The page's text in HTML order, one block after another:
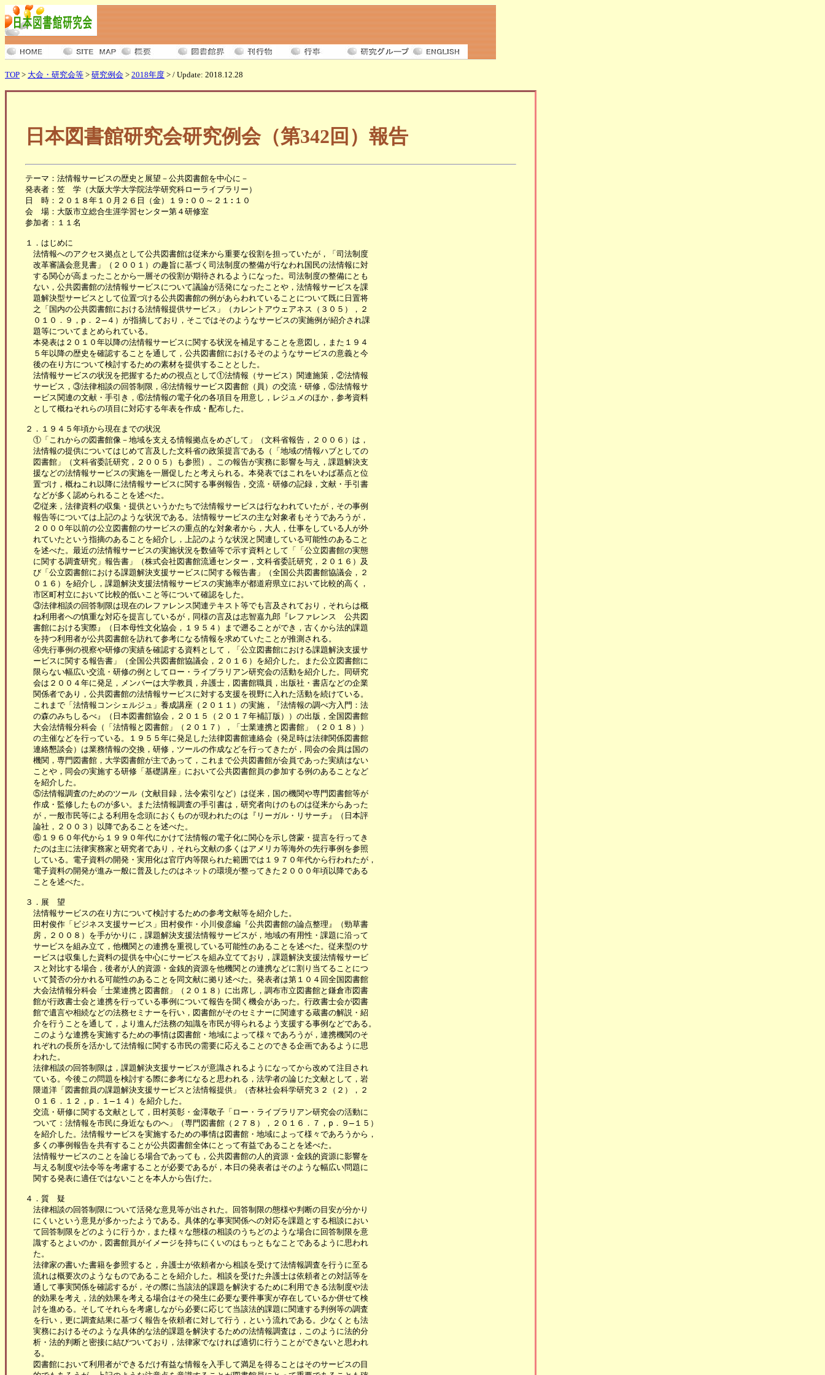
TOP > 大会・研究会等 > 研究例会 > 2018年度 > / Update: 2018.12.28
日本図書館研究会研究例会（第342回）報告
テーマ：法情報サービスの歴史と展望－公共図書館を中心に－
発表者：笠　学（大阪大学大学院法学研究科ローライブラリー）
日　時：２０１８年１０月２６日（金）１９:００～２１:１０
会　場：大阪市立総合生涯学習センター第４研修室
参加者：１１名
１．はじめに
法情報へのアクセス拠点として公共図書館は従来から重要な役割を担っていたが，「司法制度
改革審議会意見書」（２００１）の趣旨に基づく司法制度の整備が行なわれ国民の法情報に対
する関心が高まったことから一層その役割が期待されるようになった。司法制度の整備にとも
ない，公共図書館の法情報サービスについて議論が活発になったことや，法情報サービスを課
題解決型サービスとして位置づける公共図書館の例があらわれていることについて既に日置将
之「国内の公共図書館における法情報提供サービス」（カレントアウェアネス（３０５），２
０１０．９，p．２―４）が指摘しており，そこではそのようなサービスの実施例が紹介され課
題等についてまとめられている。
本発表は２０１０年以降の法情報サービスに関する状況を補足することを意図し，また１９４
５年以降の歴史を確認することを通して，公共図書館におけるそのようなサービスの意義と今
後の在り方について検討するための素材を提供することとした。
法情報サービスの状況を把握するための視点として①法情報（サービス）関連施策，②法情報
サービス，③法律相談の回答制限，④法情報サービス図書館（員）の交流・研修，⑤法情報サ
ービス関連の文献・手引き，⑥法情報の電子化の各項目を用意し，レジュメのほか，参考資料
として概ねそれらの項目に対応する年表を作成・配布した。
２．１９４５年頃から現在までの状況
①「これからの図書館像－地域を支える情報拠点をめざして」（文科省報告，２００６）は，
法情報の提供についてはじめて言及した文科省の政策提言である（「地域の情報ハブとしての
図書館」（文科省委託研究，２００５）も参照）。この報告が実務に影響を与え，課題解決支
援などの法情報サービスの実施を一層促したと考えられる。本発表ではこれをいわば基点と位
置づけ，概ねこれ以降に法情報サービスに関する事例報告，交流・研修の記録，文献・手引書
などが多く認められることを述べた。
②従来，法律資料の収集・提供というかたちで法情報サービスは行なわれていたが，その事例
報告等については上記のような状況である。法情報サービスの主な対象者もそうであろうが，
２０００年以前の公立図書館のサービスの重点的な対象者から，大人，仕事をしている人が外
れていたという指摘のあることを紹介し，上記のような状況と関連している可能性のあること
を述べた。最近の法情報サービスの実施状況を数値等で示す資料として「「公立図書館の実態
に関する調査研究」報告書」（株式会社図書館流通センター，文科省委託研究，２０１６）及
び「公立図書館における課題解決支援サービスに関する報告書」（全国公共図書館協議会，２
０１６）を紹介し，課題解決支援法情報サービスの実施率が都道府県立において比較的高く，
市区町村立において比較的低いこと等について確認をした。
③法律相談の回答制限は現在のレファレンス関連テキスト等でも言及されており，それらは概
ね利用者への慎重な対応を提言しているが，同様の言及は志智嘉九郎『レファレンス　公共図
書館における実際』（日本母性文化協会，１９５４）まで遡ることができ，古くから法的課題
を持つ利用者が公共図書館を訪れて参考になる情報を求めていたことが推測される。
④先行事例の視察や研修の実績を確認する資料として，「公立図書館における課題解決支援サ
ービスに関する報告書」（全国公共図書館協議会，２０１６）を紹介した。また公立図書館に
限らない幅広い交流・研修の例としてロー・ライブラリアン研究会の活動を紹介した。同研究
会は２００４年に発足，メンバーは大学教員，弁護士，図書館職員，出版社・書店などの企業
関係者であり，公共図書館の法情報サービスに対する支援を視野に入れた活動を続けている。
これまで「法情報コンシェルジュ」養成講座（２０１１）の実施，『法情報の調べ方入門：法
の森のみちしるべ』（日本図書館協会，２０１５（２０１７年補訂版））の出版，全国図書館
大会法情報分科会（「法情報と図書館」（２０１７），「士業連携と図書館」（２０１８））
の主催などを行っている。１９５５年に発足した法律図書館連絡会（発足時は法律関係図書館
連絡懇談会）は業務情報の交換，研修，ツールの作成などを行ってきたが，同会の会員は国の
機関，専門図書館，大学図書館が主であって，これまで公共図書館が会員であった実績はない
ことや，同会の実施する研修「基礎講座」において公共図書館員の参加する例のあることなど
を紹介した。
⑤法情報調査のためのツール（文献目録，法令索引など）は従来，国の機関や専門図書館等が
作成・監修したものが多い。また法情報調査の手引書は，研究者向けのものは従来からあった
が，一般市民等による利用を念頭におくものが現われたのは『リーガル・リサーチ』（日本評
論社，２００３）以降であることを述べた。
⑥１９６０年代から１９９０年代にかけて法情報の電子化に関心を示し啓蒙・提言を行ってき
たのは主に法律実務家と研究者であり，それら文献の多くはアメリカ等海外の先行事例を参照
している。電子資料の開発・実用化は官庁内等限られた範囲では１９７０年代から行われたが，
電子資料の開発が進み一般に普及したのはネットの環境が整ってきた２０００年頃以降である
ことを述べた。
３．展　望
法情報サービスの在り方について検討するための参考文献等を紹介した。
田村俊作「ビジネス支援サービス」田村俊作・小川俊彦編『公共図書館の論点整理』（勁草書
房，２００８）を手がかりに，課題解決支援法情報サービスが，地域の有用性・課題に沿って
サービスを組み立て，他機関との連携を重視している可能性のあることを述べた。従来型のサ
ービスは収集した資料の提供を中心にサービスを組み立てており，課題解決支援法情報サービ
スと対比する場合，後者が人的資源・金銭的資源を他機関との連携などに割り当てることにつ
いて賛否の分かれる可能性のあることを同文献に拠り述べた。発表者は第１０４回全国図書館
大会法情報分科会「士業連携と図書館」（２０１８）に出席し，調布市立図書館と鎌倉市図書
館が行政書士会と連携を行っている事例について報告を聞く機会があった。行政書士会が図書
館で遺言や相続などの法務セミナーを行い，図書館がそのセミナーに関連する蔵書の解説・紹
介を行うことを通して，より進んだ法務の知識を市民が得られるよう支援する事例などである。
このような連携を実施するための事情は図書館・地域によって様々であろうが，連携機関のそ
れぞれの長所を活かして法情報に関する市民の需要に応えることのできる企画であるように思
われた。
法律相談の回答制限は，課題解決支援サービスが意識されるようになってから改めて注目され
ている。今後この問題を検討する際に参考になると思われる，法学者の論じた文献として，岩
隈道洋「図書館員の課題解決支援サービスと法情報提供」（杏林社会科学研究３２（２），２
０１６．１２，p．１―１４）を紹介した。
交流・研修に関する文献として，田村英彰・金澤敬子「ロー・ライブラリアン研究会の活動に
ついて：法情報を市民に身近なものへ」（専門図書館（２７８），２０１６．７，p．９―１５）
を紹介した。法情報サービスを実施するための事情は図書館・地域によって様々であろうから，
多くの事例報告を共有することが公共図書館全体にとって有益であることを述べた。
法情報サービスのことを論じる場合であっても，公共図書館の人的資源・金銭的資源に影響を
与える制度や法令等を考慮することが必要であるが，本日の発表者はそのような幅広い問題に
関する発表に適任ではないことを本人から告げた。
４．質　疑
法律相談の回答制限について活発な意見等が出された。回答制限の態様や判断の目安が分かり
にくいという意見が多かったようである。具体的な事実関係への対応を課題とする相談におい
て回答制限をどのように行うか，また様々な態様の相談のうちどのような場合に回答制限を意
識するとよいのか，図書館員がイメージを持ちにくいのはもっともなことであるように思われ
た。
法律家の書いた書籍を参照すると，弁護士が依頼者から相談を受けて法情報調査を行うに至る
流れは概要次のようなものであることを紹介した。相談を受けた弁護士は依頼者との対話等を
通して事実関係を確認するが，その際に当該法的課題を解決するために利用できる法制度や法
的効果を考え，法的効果を考える場合はその発生に必要な要件事実が存在しているか併せて検
討を進める。そしてそれらを考慮しながら必要に応じて当該法的課題に関連する判例等の調査
を行い，更に調査結果に基づく報告を依頼者に対して行う，という流れである。少なくとも法
実務におけるそのような具体的な法的課題を解決するための法情報調査は，このように法的分
析・法的判断と密接に結びついており，法律家でなければ適切に行うことができないと思われ
る。
図書館において利用者ができるだけ有益な情報を入手して満足を得ることはそのサービスの目